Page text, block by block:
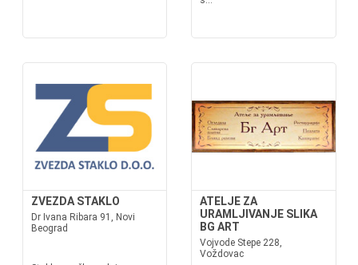
ZVEZDA STAKLO
Dr Ivana Ribara 91, Novi
Beograd
ATELJE ZA
URAMLJIVANJE SLIKA
BG ART
Vojvode Stepe 228,
Voždovac